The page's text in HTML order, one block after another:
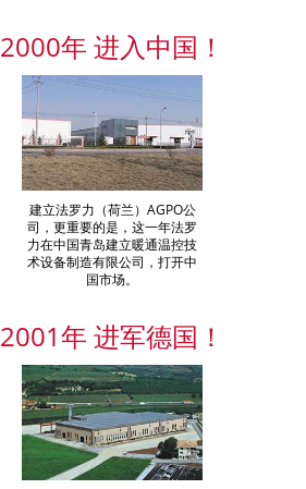
2000年 进入中国！
建立法罗力（荷兰）AGPO公
司，更重要的是，这一年法罗
力在中国青岛建立暖通温控技
术设备制造有限公司，打开中
国市场。
2001年 进军德国！